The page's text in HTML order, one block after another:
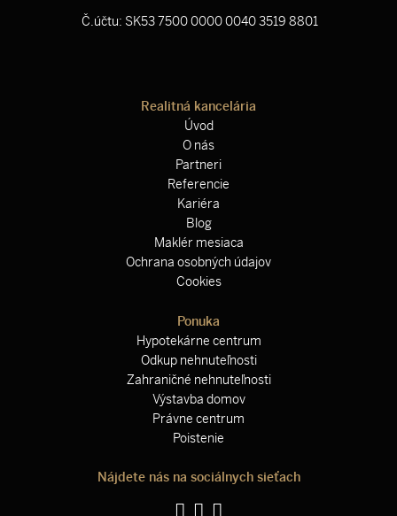
Č.účtu: SK53 7500 0000 0040 3519 8801
Realitná kancelária
Úvod
O nás
Partneri
Referencie
Kariéra
Blog
Maklér mesiaca
Ochrana osobných údajov
Cookies
Ponuka
Hypotekárne centrum
Odkup nehnuteľnosti
Zahraničné nehnuteľnosti
Výstavba domov
Právne centrum
Poistenie
Nájdete nás na sociálnych sieťach